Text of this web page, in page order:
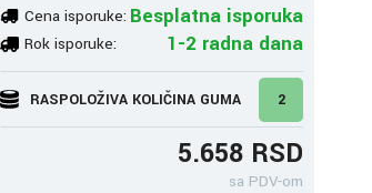
Cena isporuke: Besplatna isporuka
Rok isporuke: 1-2 radna dana
RASPOLOŽIVA KOLIČINA GUMA 2
5.658 RSD
sa PDV-om